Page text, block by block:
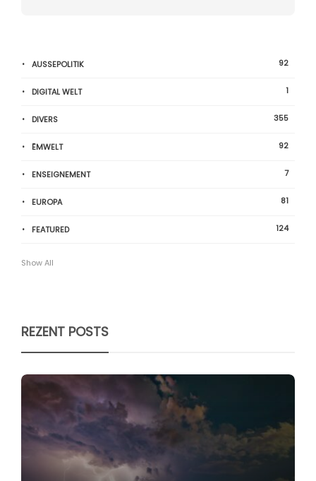
AUSSEPOLITIK 92
DIGITAL WELT 1
DIVERS 355
ËMWELT 92
ENSEIGNEMENT 7
EUROPA 81
FEATURED 124
Show All
REZENT POSTS